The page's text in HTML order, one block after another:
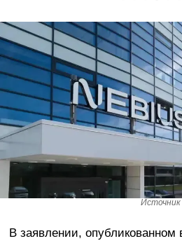
Источник
В заявлении, опубликованном